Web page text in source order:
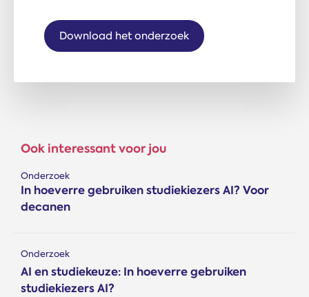
Download het onderzoek
Ook interessant voor jou
Onderzoek
In hoeverre gebruiken studiekiezers AI? Voor
decanen
Onderzoek
AI en studiekeuze: In hoeverre gebruiken
studiekiezers AI?